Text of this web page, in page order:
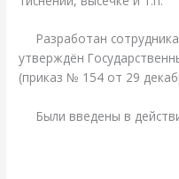
Разработан
утверждён
(приказ № 154 от 29
Были введены в